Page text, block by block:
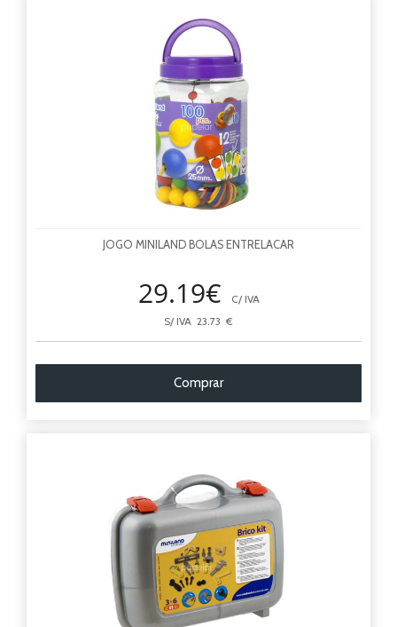
JOGO MINILAND BOLAS ENTRELACAR
29.19€
C/ IVA
S/ IVA 23.73 €
Comprar